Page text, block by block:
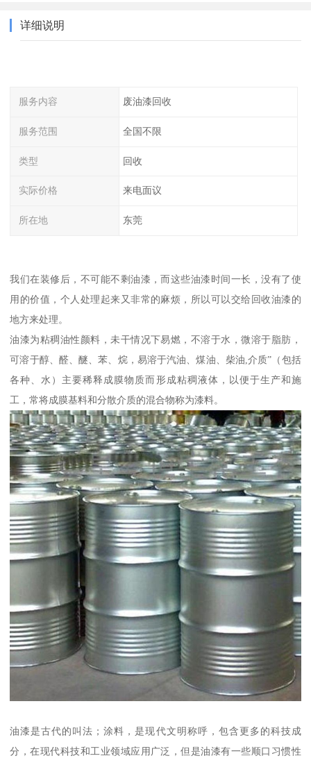
详细说明
服务内容 废油漆回收
服务范围 全国不限
类型 回收
实际价格 来电面议
所在地 东莞
我们在装修后，不可能不剩油漆，而这些油漆时间一长，没有了使
用的价值，个人处理起来又非常的麻烦，所以可以交给回收油漆的
地方来处理。
油漆为粘稠油性颜料，未干情况下易燃，不溶于水，微溶于脂肪，
可溶于醇、醛、醚、苯、烷，易溶于汽油、煤油、柴油,介质”（包括
各种、水）主要稀释成膜物质而形成粘稠液体，以便于生产和施
工，常将成膜基料和分散介质的混合物称为漆料。
油漆是古代的叫法；涂料，是现代文明称呼，包含更多的科技成
分，在现代科技和工业领域应用广泛，但是油漆有一些顺口习惯性